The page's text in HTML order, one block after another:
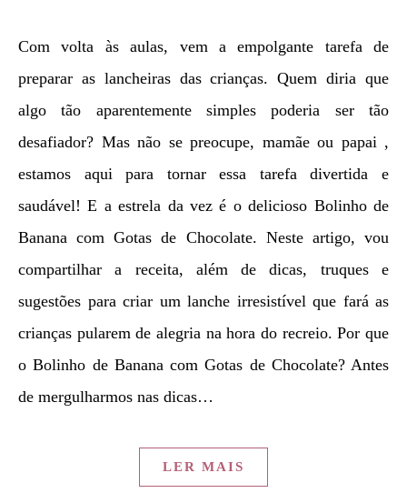
Com volta às aulas, vem a empolgante tarefa de
preparar as lancheiras das crianças. Quem diria que
algo tão aparentemente simples poderia ser tão
desafiador? Mas não se preocupe, mamãe ou papai ,
estamos aqui para tornar essa tarefa divertida e
saudável! E a estrela da vez é o delicioso Bolinho de
Banana com Gotas de Chocolate. Neste artigo, vou
compartilhar a receita, além de dicas, truques e
sugestões para criar um lanche irresistível que fará as
crianças pularem de alegria na hora do recreio. Por que
o Bolinho de Banana com Gotas de Chocolate? Antes
de mergulharmos nas dicas…
LER MAIS